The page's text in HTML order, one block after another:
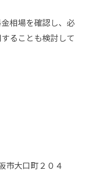
相場を確認し、必
ることも検討して
市大口町２０４